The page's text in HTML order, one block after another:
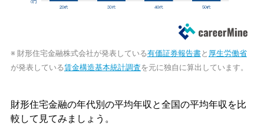
※ 財形住宅金融株式会社が発表している有価証券報告書と 厚生労働省
が発表している賃金構造基本統計調査を元に独自に算出しています。
財形住宅金融の年代別の平均年収と全国の平均年収を比
較して見てみましょう。